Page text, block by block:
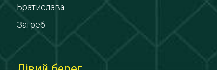
Братислава
Загреб